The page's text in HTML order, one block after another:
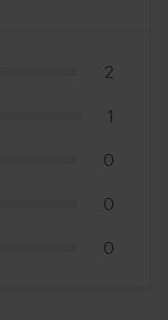
2
1
0
0
0